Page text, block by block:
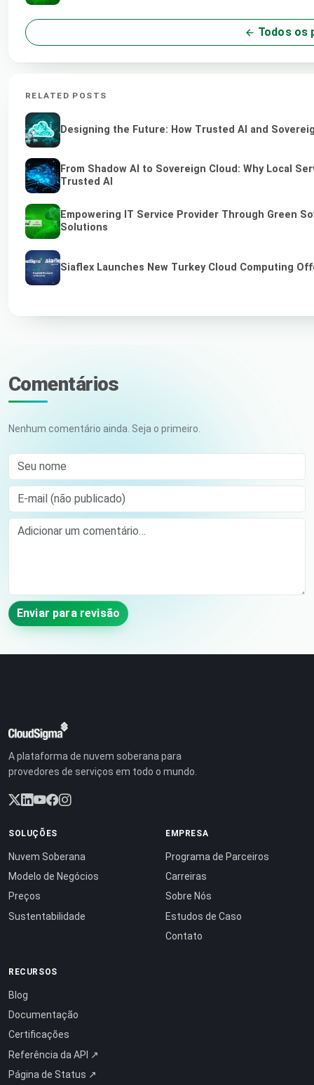
Todos os
RELATED POSTS
Designing the Future: How Trusted AI and
From Shadow AI to Sovereign Cloud: Why Local
Trusted AI
Empowering IT Service Provider Through Green
Solutions
Siaflex Launches New Turkey Cloud Computing
Comentários
Nenhum comentário ainda. Seja o primeiro.
Seu nome
E-mail (não publicado)
Comment
Enviar para revisão
A plataforma de nuvem soberana para
provedores de serviços em todo o mundo.
SOLUÇÕES
Nuvem Soberana
Modelo de Negócios
Preços
Sustentabilidade
EMPRESA
Programa de Parceiros
Carreiras
Sobre Nós
Estudos de Caso
Contato
RECURSOS
Blog
Documentação
Certificações
Referência da API ↗
Página de Status ↗